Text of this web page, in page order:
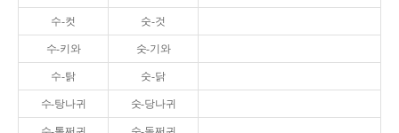
수-컷 숫-것
수-키와 숫-기와
수-탉 숫-닭
수-탕나귀 숫-당나귀